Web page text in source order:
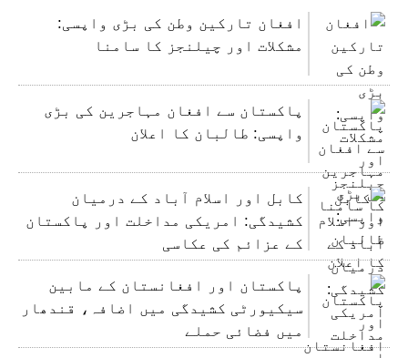
افغان تارکین وطن کی بڑی واپسی:
مشکلات اور چیلنجز کا سامنا
پاکستان سے افغان مہاجرین کی بڑی
واپسی: طالبان کا اعلان
کابل اور اسلام آباد کے درمیان
کشیدگی: امریکی مداخلت اور پاکستان
کے عزائم کی عکاسی
پاکستان اور افغانستان کے مابین
سیکیورٹی کشیدگی میں اضافہ، قندھار
میں فضائی حملے